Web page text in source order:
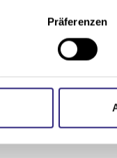
Präferenzen
fahren
präzise
oder